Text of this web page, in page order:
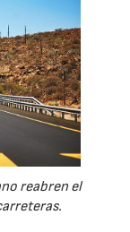
reabren el